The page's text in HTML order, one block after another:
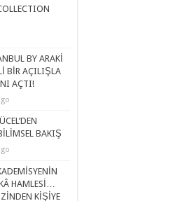
BY ARAKİ
BİR AÇILIŞLA
AÇTI!
BAKIŞ
HAMLESİ…
KİŞİYE